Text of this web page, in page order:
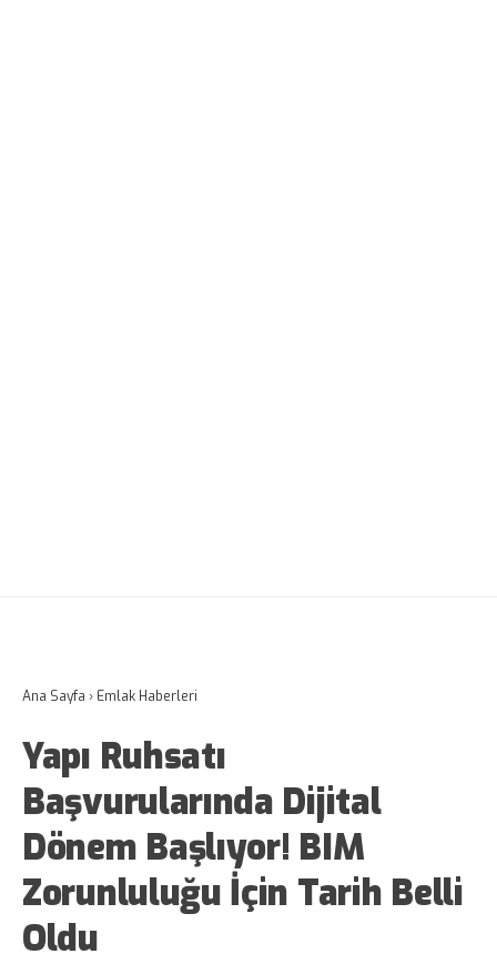
Ana Sayfa › Emlak Haberleri
Yapı Ruhsatı
Başvurularında Dijital
Dönem Başlıyor! BIM
Zorunluluğu İçin Tarih Belli
Oldu